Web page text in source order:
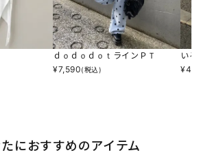
ｄｏｄｏｄｏｔラインＰＴ
¥7,590(税込)
いろん
¥4,290
におすすめのアイテム